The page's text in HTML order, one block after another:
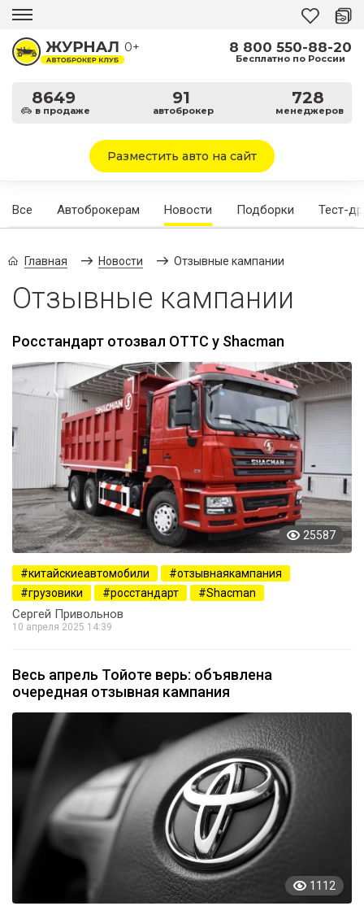
0+
8649
в продаже
91
автоброкер
728
менеджеров
8 800 550-88-20
Бесплатно по России
Разместить авто на сайт
Все Автоброкерам Новости Подборки Тест-
Главная Новости Отзывные кампании
Отзывные кампании
Росстандарт отозвал ОТТС у Shacman
25587
китайскиеавтомобили
отзывнаякампания
грузовики
росстандарт Shacman
Сергей Привольнов
10 апреля 2025 14:39
Весь апрель Тойоте верь: объявлена
очередная отзывная кампания
1112